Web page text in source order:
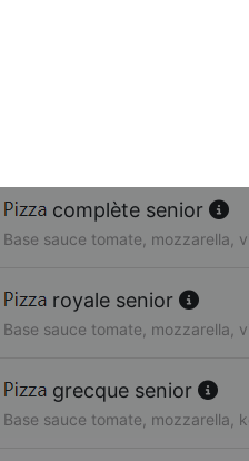
complète senior
Base sauce tomate, mozzarella,
royale senior
Base sauce tomate, mozzarella,
grecque senior
Base sauce tomate, mozzarella,